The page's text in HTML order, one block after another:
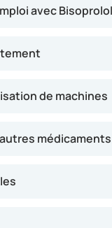
avec Bisoprolol
de machines
médicaments